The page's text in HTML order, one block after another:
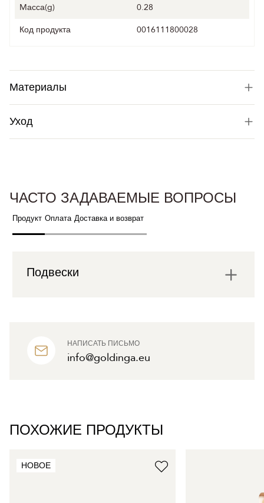
Mасса(g)
0.28
Код продукта
0016111800028
Материалы
Уход
НАПИСАТЬ ПИСЬМО
info@goldinga.eu
ЧАСТО ЗАДАВАЕМЫЕ ВОПРОСЫ
Продукт Оплата Доставка и возврат
Подвески
ПОХОЖИЕ ПРОДУКТЫ
НОВОЕ